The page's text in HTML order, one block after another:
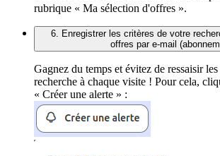
rubrique « Ma sélection d'offres ».
6. Enregistrer les critères de votre
offres par e-mail
Gagnez du temps et évitez de ressaisir
recherche à chaque visite ! Pour cela,
« Créer une alerte » :